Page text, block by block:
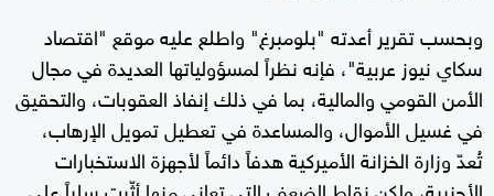
وبحسب تقرير أعدته "بلومبرغ" واطلع عليه موقع "اقتصاد
سكاي نيوز عربية"، فإنه نظراً لمسؤولياتها العديدة في مجال
الأمن القومي والمالية، بما في ذلك إنفاذ العقوبات، والتحقيق
في غسيل الأموال، والمساعدة في تعطيل تمويل الإرهاب،
تُعدّ وزارة الخزانة الأميركية هدفاً دائماً لأجهزة الاستخبارات
الأجنبية، ولكن نقاط الضعف التي تعاني منها أثّرت سلباً على